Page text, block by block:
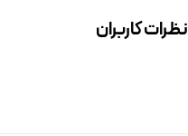
نظرات کاربران